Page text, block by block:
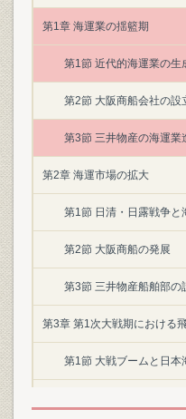
第1章 海運業の揺籃期
第1節 近代的海運業の生
第2節 大阪商船会社の設
第3節 三井物産の海運業
第2章 海運市場の拡大
第1節 日清・日露戦争と
第2節 大阪商船の発展
第3節 三井物産船舶部の
第3章 第1次大戦期における
第1節 大戦ブームと日本